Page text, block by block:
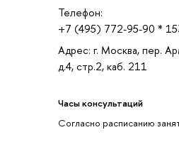
Телефон:
+7 (495) 772-95-90 *
Адрес: г. Москва, пер.
д.4, стр.2, каб. 211
Часы консультаций
Согласно расписанию